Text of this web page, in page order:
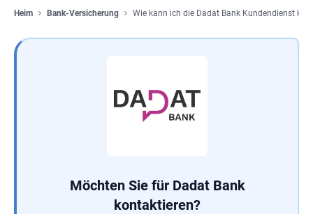
Heim Bank-Versicherung Wie kann ich die Dadat Bank Kundendienst
Möchten Sie für Dadat Bank
kontaktieren?